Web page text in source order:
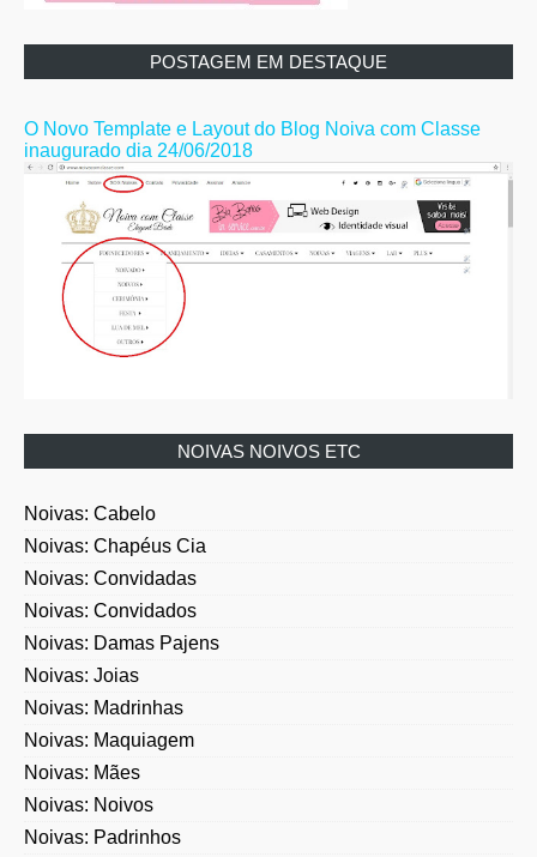
POSTAGEM EM DESTAQUE
O Novo Template e Layout do Blog Noiva com Classe
inaugurado dia 24/06/2018
NOIVAS NOIVOS ETC
Noivas: Cabelo
Noivas: Chapéus Cia
Noivas: Convidadas
Noivas: Convidados
Noivas: Damas Pajens
Noivas: Joias
Noivas: Madrinhas
Noivas: Maquiagem
Noivas: Mães
Noivas: Noivos
Noivas: Padrinhos